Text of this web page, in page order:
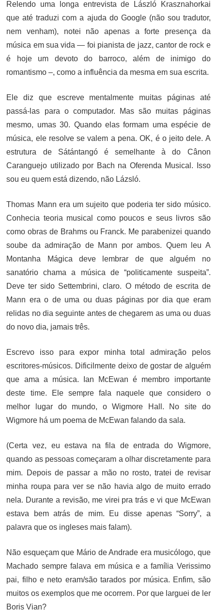
Relendo uma longa entrevista de László Krasznahorkai
que até traduzi com a ajuda do Google (não sou tradutor,
nem venham), notei não apenas a forte presença da
música em sua vida — foi pianista de jazz, cantor de rock e
é hoje um devoto do barroco, além de inimigo do
romantismo –, como a influência da mesma em sua escrita.
Ele diz que escreve mentalmente muitas páginas até
passá-las para o computador. Mas são muitas páginas
mesmo, umas 30. Quando elas formam uma espécie de
música, ele resolve se valem a pena. OK, é o jeito dele. A
estrutura de Sátántangó é semelhante à do Cânon
Caranguejo utilizado por Bach na Oferenda Musical. Isso
sou eu quem está dizendo, não Lázsló.
Thomas Mann era um sujeito que poderia ter sido músico.
Conhecia teoria musical como poucos e seus livros são
como obras de Brahms ou Franck. Me parabenizei quando
soube da admiração de Mann por ambos. Quem leu A
Montanha Mágica deve lembrar de que alguém no
sanatório chama a música de “politicamente suspeita”.
Deve ter sido Settembrini, claro. O método de escrita de
Mann era o de uma ou duas páginas por dia que eram
relidas no dia seguinte antes de chegarem as uma ou duas
do novo dia, jamais três.
Escrevo isso para expor minha total admiração pelos
escritores-músicos. Dificilmente deixo de gostar de alguém
que ama a música. Ian McEwan é membro importante
deste time. Ele sempre fala naquele que considero o
melhor lugar do mundo, o Wigmore Hall. No site do
Wigmore há um poema de McEwan falando da sala.
(Certa vez, eu estava na fila de entrada do Wigmore,
quando as pessoas começaram a olhar discretamente para
mim. Depois de passar a mão no rosto, tratei de revisar
minha roupa para ver se não havia algo de muito errado
nela. Durante a revisão, me virei pra trás e vi que McEwan
estava bem atrás de mim. Eu disse apenas “Sorry”, a
palavra que os ingleses mais falam).
Não esqueçam que Mário de Andrade era musicólogo, que
Machado sempre falava em música e a família Verissimo
pai, filho e neto eram/são tarados por música. Enfim, são
muitos os exemplos que me ocorrem. Por que larguei de ler
Boris Vian?